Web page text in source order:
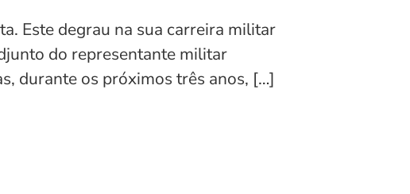
Este degrau na sua carreira militar
do representante militar
durante os próximos três anos, […]